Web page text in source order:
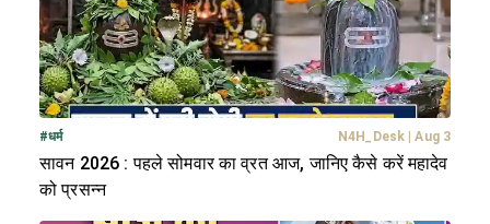
#धर्म N4H_Desk Aug 3
सावन 2026 : पहले सोमवार का व्रत आज, जानिए कैसे करें महादेव
को प्रसन्न